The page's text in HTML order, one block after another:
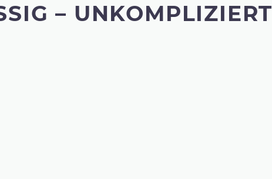
– UNKOMPLIZIERT